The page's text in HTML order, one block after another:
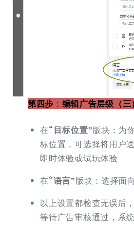
第四步 ： 编辑广告层级（三）
在“目标位置”版块：为
标位置，可选择将用户
即时体验或试玩体验
在“语言”版块：选择面
以上设置都检查无误后
等待广告审核通过，系